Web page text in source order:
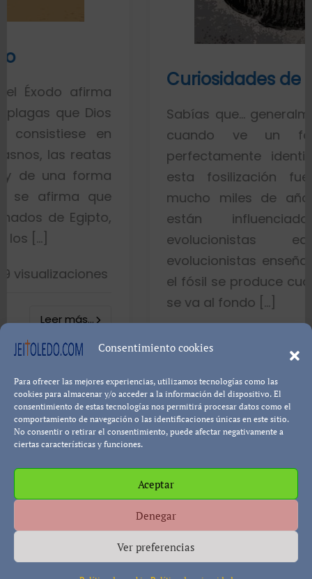
Consentimiento cookies
Para ofrecer las mejores experiencias, utilizamos tecnologías como las
cookies para almacenar y/o acceder a la información del dispositivo. El
consentimiento de estas tecnologías nos permitirá procesar datos como el
comportamiento de navegación o las identificaciones únicas en este sitio.
No consentir o retirar el consentimiento, puede afectar negativamente a
ciertas características y funciones.
Aceptar
Denegar
Ver preferencias
en
Curiosidades de los fósiles
Sabías que… generalmente toda la
cuando ve un fósil de un
perfectamente identificado
esta fosilización fue un
mucho miles de años. Esto es
están influenciados por
evolucionistas equivocadas.
evolucionistas enseñan con
el fósil se produce cuando el pez
se va al fondo […]
Pablo Blanco Leer
Responsabilidad